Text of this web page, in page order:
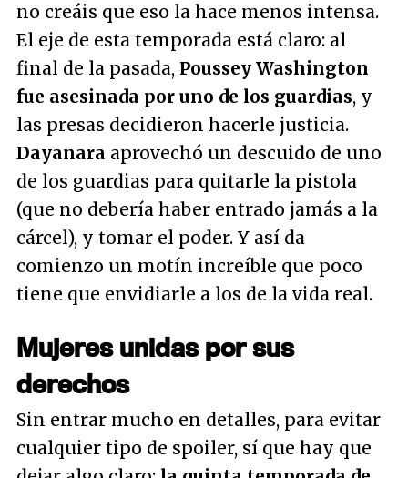
no creáis que eso la hace menos intensa.
El eje de esta temporada está claro: al
final de la pasada, Poussey Washington
fue asesinada por uno de los guardias, y
las presas decidieron hacerle justicia.
Dayanara aprovechó un descuido de uno
de los guardias para quitarle la pistola
(que no debería haber entrado jamás a la
cárcel), y tomar el poder. Y así da
comienzo un motín increíble que poco
tiene que envidiarle a los de la vida real.
Mujeres unidas por sus
derechos
Sin entrar mucho en detalles, para evitar
cualquier tipo de spoiler, sí que hay que